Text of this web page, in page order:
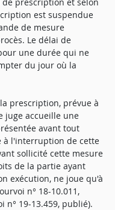
est suspendue
de mesure
Le délai de
une durée qui ne
du jour où la
prescription, prévue à
juge accueille une
avant tout
à l'interruption de cette
sollicité cette mesure
de la partie ayant
exécution, ne joue qu'à
n° 18-10.011,
n° 19-13.459, publié).